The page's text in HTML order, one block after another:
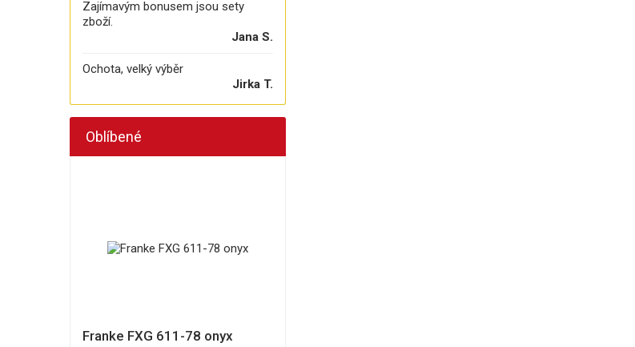
Zajímavým bonusem jsou sety
zboží.
Jana S.
Ochota, velký výběr
Jirka T.
Oblíbené
Franke FXG 611-78 onyx